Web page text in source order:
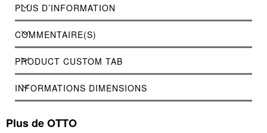
PLUS D’INFORMATION
COMMENTAIRE(S)
PRODUCT CUSTOM TAB
INFORMATIONS DIMENSIONS
Plus de OTTO